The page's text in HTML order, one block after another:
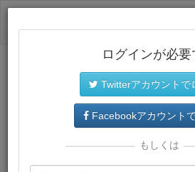
ログインが必要
Twitterアカウントで
Facebookアカウント
もしくは